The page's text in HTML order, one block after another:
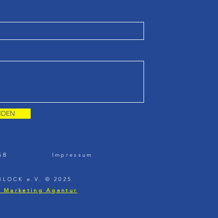
Impressum
e.V. © 2025
Marketing Agentur